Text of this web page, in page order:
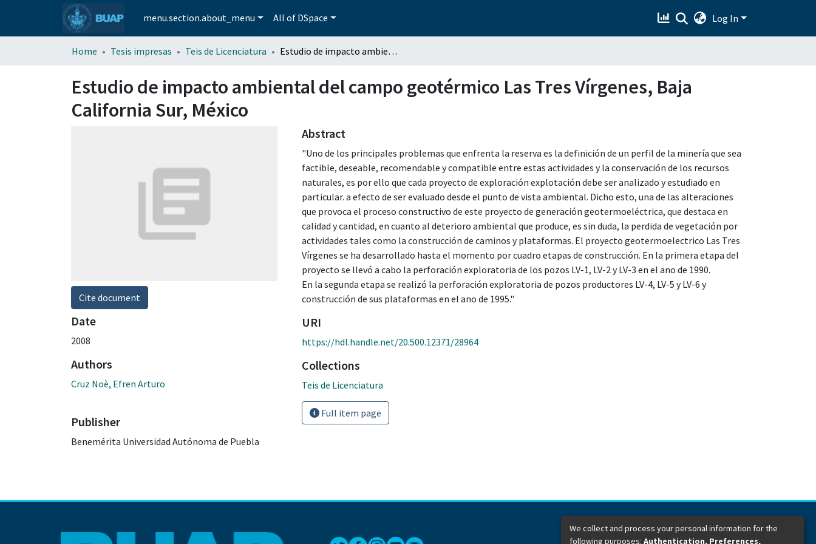
menu.section.about_menu All of DSpace Log In
Home Tesis impresas Teis de Licenciatura Estudio de impacto ambiental del campo geotérmico Las Tres Vírgenes, Baja California Sur, México
Estudio de impacto ambiental del campo geotérmico Las Tres Vírgenes, Baja
California Sur, México
Cite document
Date
2008
Authors
Cruz Noè, Efren Arturo
Publisher
Benemérita Universidad Autónoma de Puebla
Abstract
"Uno de los principales problemas que enfrenta la reserva es la definición de un perfil de la minería que sea
factible, deseable, recomendable y compatible entre estas actividades y la conservación de los recursos
naturales, es por ello que cada proyecto de exploración explotación debe ser analizado y estudiado en
particular. a efecto de ser evaluado desde el punto de vista ambiental. Dicho esto, una de las alteraciones
que provoca el proceso constructivo de este proyecto de generación geotermoeléctrica, que destaca en
calidad y cantidad, en cuanto al deterioro ambiental que produce, es sin duda, la perdida de vegetación por
actividades tales como la construcción de caminos y plataformas. El proyecto geotermoelectrico Las Tres
Vírgenes se ha desarrollado hasta el momento por cuadro etapas de construcción. En la primera etapa del
proyecto se llevó a cabo la perforación exploratoria de los pozos LV-1, LV-2 y LV-3 en el ano de 1990.
En la segunda etapa se realizó la perforación exploratoria de pozos productores LV-4, LV-5 y LV-6 y
construcción de sus plataformas en el ano de 1995."
URI
https://hdl.handle.net/20.500.12371/28964
Collections
Teis de Licenciatura
Full item page
Dirección General de Bibliotecas
We collect and process your personal information for the
following purposes: Authentication, Preferences,